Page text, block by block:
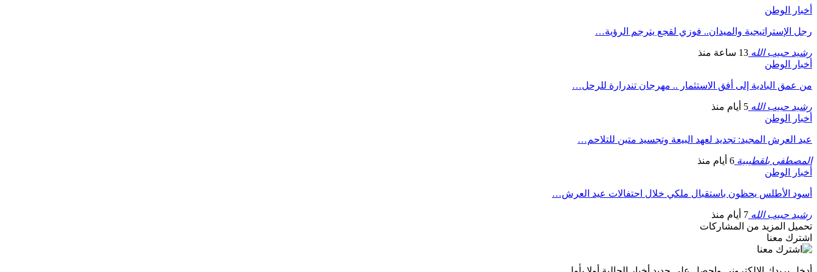
أخبار الوطن
رجل الإستراتيجية والميدان.. فوزي لقجع يترجم الرؤية…
رشيد حبيب الله 13 ساعة منذ
أخبار الوطن
من عمق البادية إلى أفق الاستثمار .. مهرجان تندرارة للرحل…
رشيد حبيب الله 5 أيام منذ
أخبار الوطن
عيد العرش المجيد: تجديد لعهد البيعة وتجسيد متين للتلاحم…
المصطفى بلقطيبية 6 أيام منذ
أخبار الوطن
أسود الأطلس يحظون باستقبال ملكي خلال احتفالات عيد العرش…
رشيد حبيب الله 7 أيام منذ
تحميل المزيد من المشاركات
اشترك معنا